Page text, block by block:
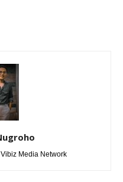
Media Network